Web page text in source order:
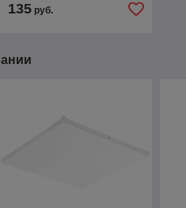
135руб.